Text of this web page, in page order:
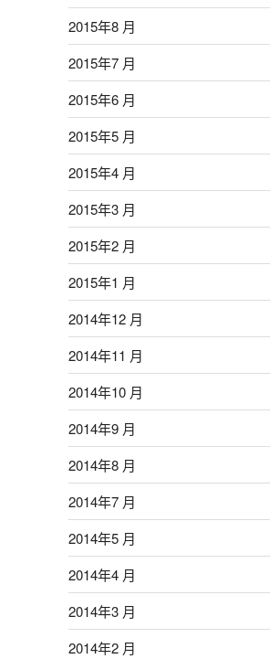
2015年8 月
2015年7 月
2015年6 月
2015年5 月
2015年4 月
2015年3 月
2015年2 月
2015年1 月
2014年12 月
2014年11 月
2014年10 月
2014年9 月
2014年8 月
2014年7 月
2014年5 月
2014年4 月
2014年3 月
2014年2 月